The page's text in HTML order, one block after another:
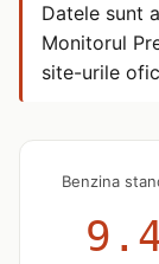
Datele sunt
Monitorul
site-urile
Benzina